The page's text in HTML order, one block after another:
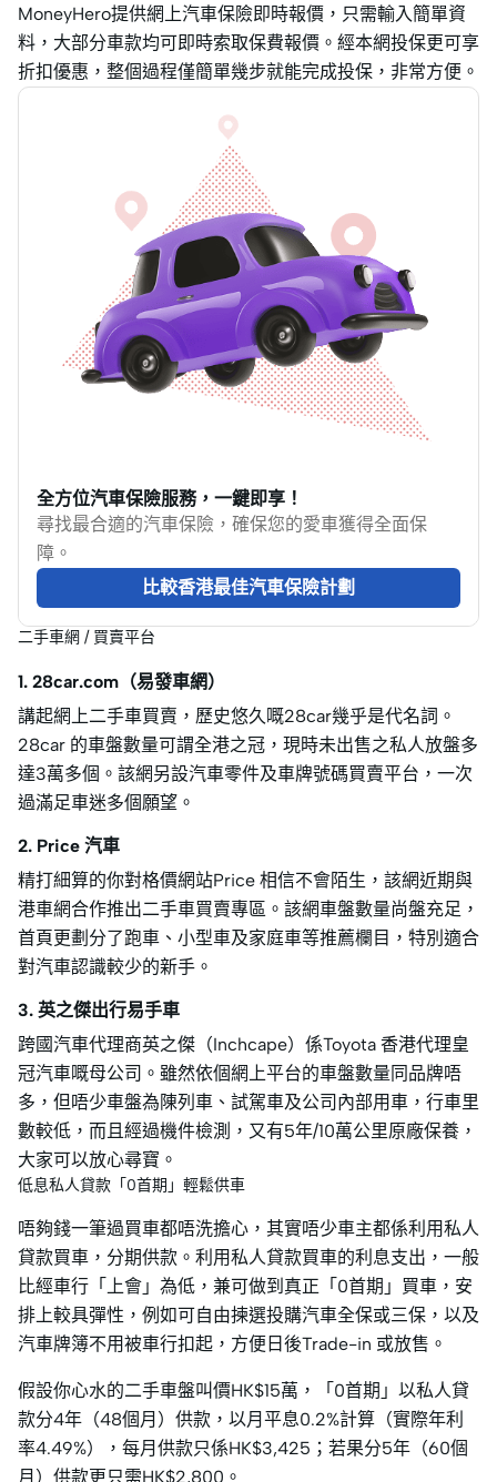
MoneyHero提供網上汽車保險即時報價，只需輸入簡單資
料，大部分車款均可即時索取保費報價。經本網投保更可享
折扣優惠，整個過程僅簡單幾步就能完成投保，非常方便。
全方位汽車保險服務，一鍵即享！
尋找最合適的汽車保險，確保您的愛車獲得全面保
障。
比較香港最佳汽車保險計劃
二手車網 / 買賣平台
1. 28car.com（易發車網）
講起網上二手車買賣，歷史悠久嘅28car幾乎是代名詞。
28car 的車盤數量可謂全港之冠，現時未出售之私人放盤多
達3萬多個。該網另設汽車零件及車牌號碼買賣平台，一次
過滿足車迷多個願望。
2. Price 汽車
精打細算的你對格價網站Price 相信不會陌生，該網近期與
港車網合作推出二手車買賣專區。該網車盤數量尚盤充足，
首頁更劃分了跑車、小型車及家庭車等推薦欄目，特別適合
對汽車認識較少的新手。
3. 英之傑出行易手車
跨國汽車代理商英之傑（Inchcape）係Toyota 香港代理皇
冠汽車嘅母公司。雖然依個網上平台的車盤數量同品牌唔
多，但唔少車盤為陳列車、試駕車及公司內部用車，行車里
數較低，而且經過機件檢測，又有5年/10萬公里原廠保養，
大家可以放心尋寶。
低息私人貸款「0首期」輕鬆供車
唔夠錢一筆過買車都唔洗擔心，其實唔少車主都係利用私人
貸款買車，分期供款。利用私人貸款買車的利息支出，一般
比經車行「上會」為低，兼可做到真正「0首期」買車，安
排上較具彈性，例如可自由揀選投購汽車全保或三保，以及
汽車牌簿不用被車行扣起，方便日後Trade-in 或放售。
假設你心水的二手車盤叫價HK$15萬，「0首期」以私人貸
款分4年（48個月）供款，以月平息0.2%計算（實際年利
率4.49%），每月供款只係HK$3,425；若果分5年（60個
月）供款更只需HK$2,800。